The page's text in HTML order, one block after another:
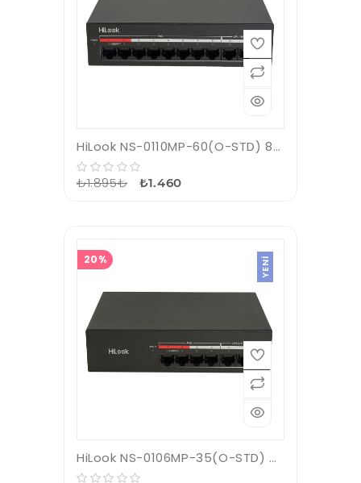
HiLook NS-0110MP-60(O-STD) 8Port 10/100 60W Poe Switch
₺1.895₺ ₺1.460
20% YENI
HiLook NS-0106MP-35(O-STD) 4Port 10/100 Mbps PoE+ Unmanaged Switch